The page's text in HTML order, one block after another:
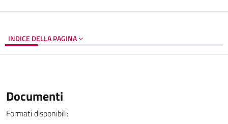
INDICE DELLA PAGINA
Documenti
Formati disponibili: